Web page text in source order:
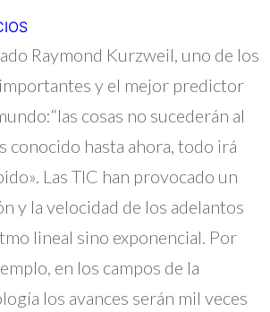
Raymond Kurzweil, uno de los
y el mejor predictor
cosas no sucederán al
conocido hasta ahora, todo irá
Las TIC han provocado un
y la velocidad de los adelantos
lineal sino exponencial. Por
en los campos de la
los avances serán mil veces